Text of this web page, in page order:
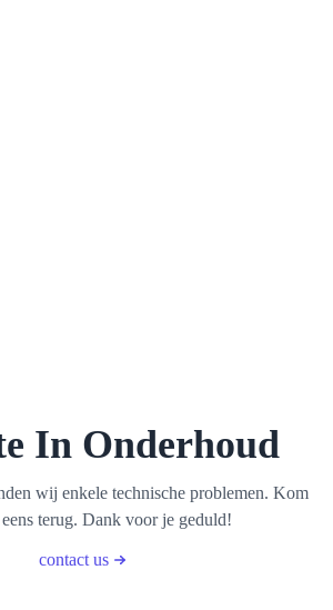
In Onderhoud
wij enkele technische problemen. Kom
terug. Dank voor je geduld!
contact us